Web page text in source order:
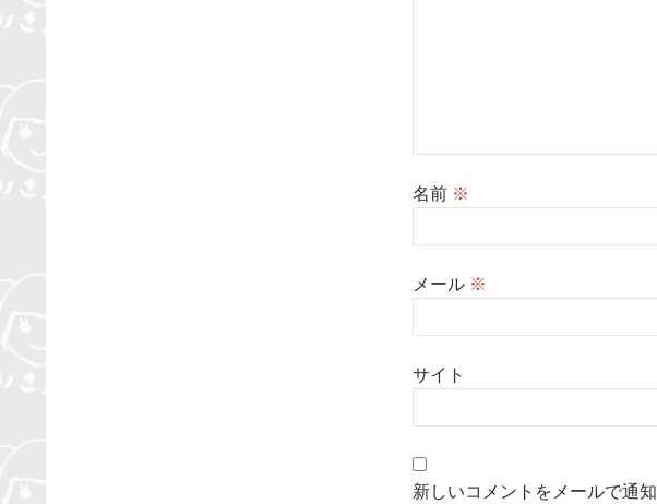
名前 ※
メール ※
サイト
新しいコメントをメールで通知